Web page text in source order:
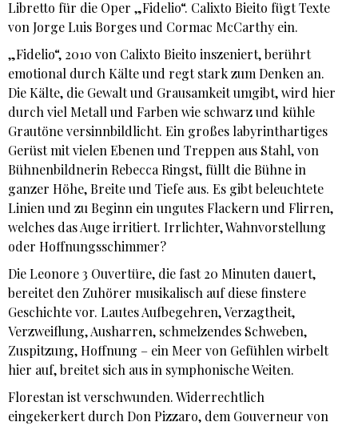
Libretto für die Oper „Fidelio“. Calixto Bieito fügt Texte
von Jorge Luis Borges und Cormac McCarthy ein.
„Fidelio“, 2010 von Calixto Bieito inszeniert, berührt
emotional durch Kälte und regt stark zum Denken an.
Die Kälte, die Gewalt und Grausamkeit umgibt, wird hier
durch viel Metall und Farben wie schwarz und kühle
Grautöne versinnbildlicht. Ein großes labyrinthartiges
Gerüst mit vielen Ebenen und Treppen aus Stahl, von
Bühnenbildnerin Rebecca Ringst, füllt die Bühne in
ganzer Höhe, Breite und Tiefe aus. Es gibt beleuchtete
Linien und zu Beginn ein ungutes Flackern und Flirren,
welches das Auge irritiert. Irrlichter, Wahnvorstellung
oder Hoffnungsschimmer?
Die Leonore 3 Ouvertüre, die fast 20 Minuten dauert,
bereitet den Zuhörer musikalisch auf diese finstere
Geschichte vor. Lautes Aufbegehren, Verzagtheit,
Verzweiflung, Ausharren, schmelzendes Schweben,
Zuspitzung, Hoffnung – ein Meer von Gefühlen wirbelt
hier auf, breitet sich aus in symphonische Weiten.
Florestan ist verschwunden. Widerrechtlich
eingekerkert durch Don Pizzaro, dem Gouverneur von